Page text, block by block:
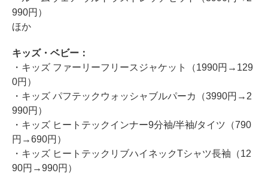
990円）
ほか
キッズ・ベビー：
・キッズ ファーリーフリースジャケット（1990円→129
0円）
・キッズ パフテックウォッシャブルパーカ（3990円→2
990円）
・キッズ ヒートテックインナー9分袖/半袖/タイツ（790
円→690円）
・キッズ ヒートテックリブハイネックTシャツ長袖（12
90円→990円）